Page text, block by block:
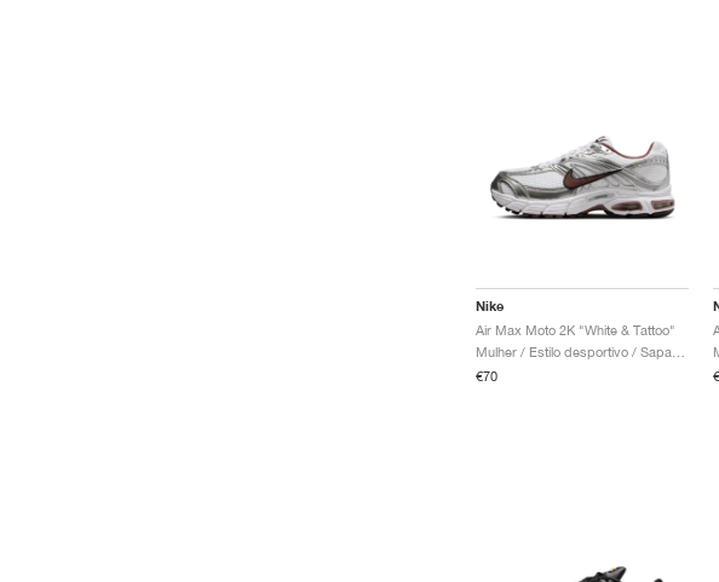
Nike
Air Max Moto 2K "White & Tattoo"
€70